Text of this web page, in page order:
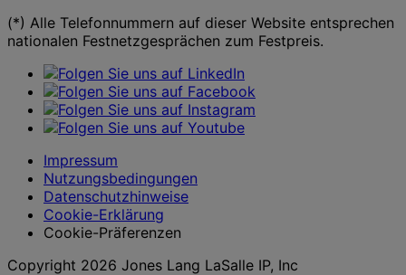
(*) Alle Telefonnummern auf dieser Website entsprechen
nationalen Festnetzgesprächen zum Festpreis.
Impressum
Nutzungsbedingungen
Datenschutzhinweise
Cookie-Erklärung
Cookie-Präferenzen
Copyright 2026 Jones Lang LaSalle IP, Inc